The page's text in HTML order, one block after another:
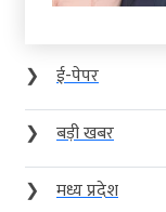
❯
ई-पेपर
❯
बड़ी खबर
❯
मध्य प्रदेश